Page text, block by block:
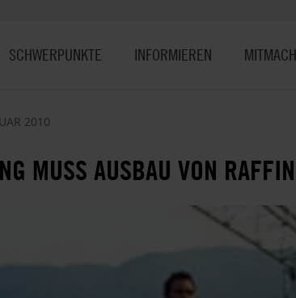
SCHWERPUNKTE INFORMIEREN
2010
MUSS AUSBAU VON